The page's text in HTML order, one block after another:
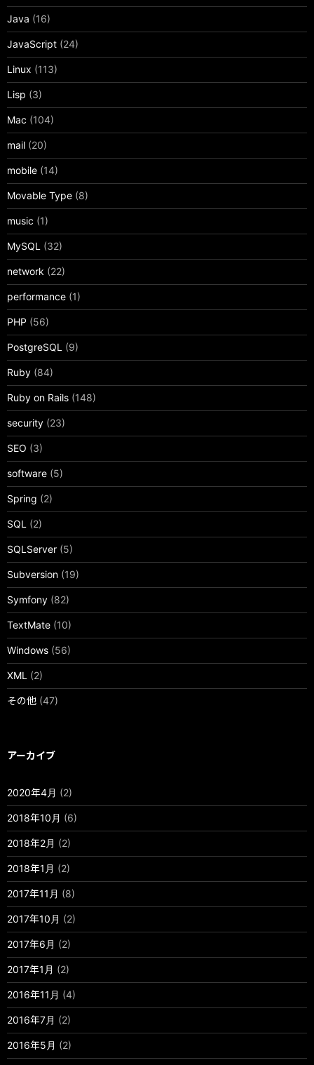
Java (16)
JavaScript (24)
Linux (113)
Lisp (3)
Mac (104)
mail (20)
mobile (14)
Movable Type (8)
music (1)
MySQL (32)
network (22)
performance (1)
PHP (56)
PostgreSQL (9)
Ruby (84)
Ruby on Rails (148)
security (23)
SEO (3)
software (5)
Spring (2)
SQL (2)
SQLServer (5)
Subversion (19)
Symfony (82)
TextMate (10)
Windows (56)
XML (2)
その他 (47)
アーカイブ
2020年4月 (2)
2018年10月 (6)
2018年2月 (2)
2018年1月 (2)
2017年11月 (8)
2017年10月 (2)
2017年6月 (2)
2017年1月 (2)
2016年11月 (4)
2016年7月 (2)
2016年5月 (2)